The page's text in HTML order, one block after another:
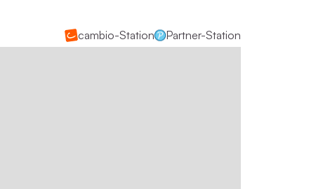
cambio-Station Partner-Station